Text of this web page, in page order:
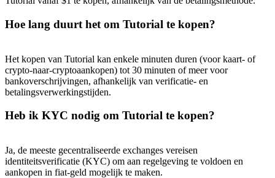
Hoe lang duurt het om Tutorial te kopen?
Het kopen van Tutorial kan enkele minuten duren (voor kaart- of
crypto-naar-cryptoaankopen) tot 30 minuten of meer voor
bankoverschrijvingen, afhankelijk van verificatie- en
betalingsverwerkingstijden.
Heb ik KYC nodig om Tutorial te kopen?
Ja, de meeste gecentraliseerde exchanges vereisen
identiteitsverificatie (KYC) om aan regelgeving te voldoen en
aankopen in fiat-geld mogelijk te maken.